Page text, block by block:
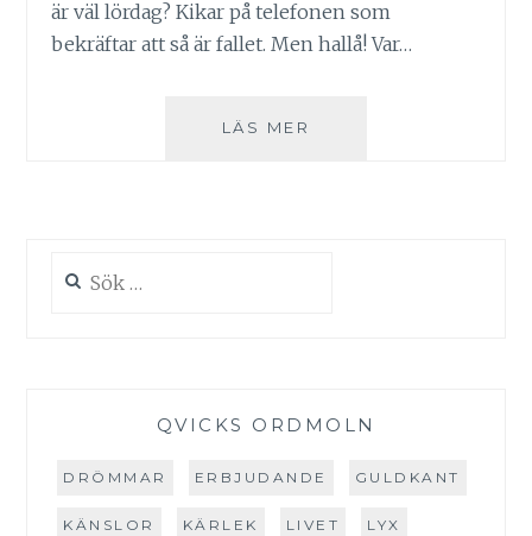
är väl lördag? Kikar på telefonen som
bekräftar att så är fallet. Men hallå! Var…
LÄS MER
efter:
QVICKS ORDMOLN
DRÖMMAR ERBJUDANDE GULDKANT
KÄNSLOR KÄRLEK LIVET LYX